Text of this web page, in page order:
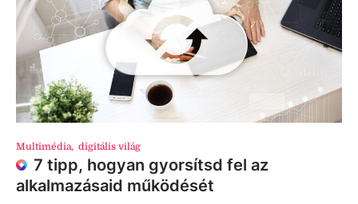
Multimédia, digitális világ
7 tipp, hogyan gyorsítsd fel az
alkalmazásaid működését